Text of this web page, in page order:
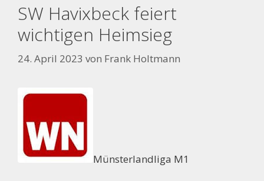
SW Havixbeck feiert
wichtigen Heimsieg
24. April 2023 von Frank Holtmann
Münsterlandliga M1